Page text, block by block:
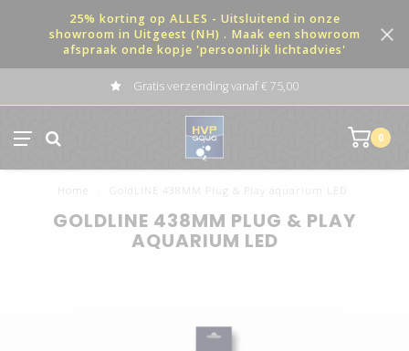
25% korting op ALLES - Uitsluitend in onze
showroom in Uitgeest (NH) . Maak een showroom
afspraak onde kopje 'persoonlijk lichtadvies'
Gratis verzending vanaf € 75,00
0
Home GoldLINE 438MM Plug & Play aquarium LED
GOLDLINE 438MM PLUG & PLAY
AQUARIUM LED